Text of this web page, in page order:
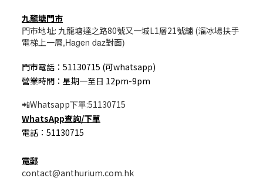
九龍塘門市
門市地址: 九龍塘達之路80號又一城L1層21號舖 (溜冰場扶手
電梯上一層,Hagen daz對面)
門市電話：51130715 (可whatsapp)
營業時間：星期一至日 12pm-9pm
📲Whatsapp下單:51130715
WhatsApp查詢/下單
電話：51130715
電郵
contact@anthurium.com.hk